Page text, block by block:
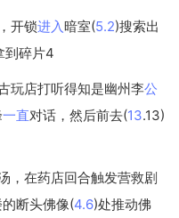
开锁进入暗室(5.2)搜索出
到碎片4
玩店打听得知是幽州李公
一直对话，然后前去(13.13)
，在药店回合触发营救剧
断头佛像(4.6)处推动佛